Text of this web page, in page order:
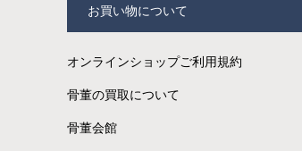
お買い物について
オンラインショップご利用規約
骨董の買取について
骨董会館